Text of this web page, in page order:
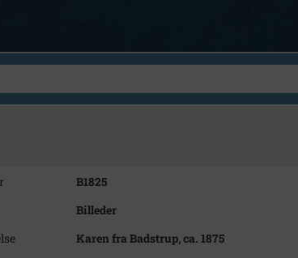
B1825
Billeder
Karen fra Badstrup, ca. 1875